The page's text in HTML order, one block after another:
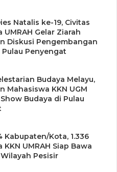
sekolah pasar modal,
bukti transfer
telah diinformasikan saat
foto copy KTP, foto copy
tua atau suami dan foto
juga menyerahkan foto
tabungan, dan Kartu
dalam bentuk file digital
Natalis ke-19, Civitas
UMRAH Gelar Ziarah
Diskusi Pengembangan
Pulau Penyengat
Budaya Melayu,
Mahasiswa KKN UGM
Budaya di Pulau
Kabupaten/Kota, 1.336
KKN UMRAH Siap Bawa
Pesisir